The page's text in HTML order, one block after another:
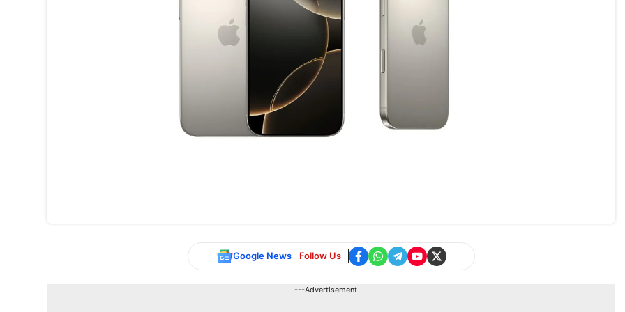
Google News Follow Us
---Advertisement---